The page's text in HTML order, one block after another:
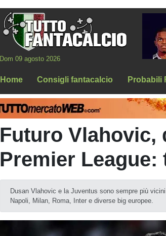
Dom 09 agosto 2026
Home Consigli fantacalcio Probabili
Futuro Vlahovic,
Premier
Dusan Vlahovic e la Juventus sono sempre più
Napoli, Milan, Roma, Inter e diverse big europee.